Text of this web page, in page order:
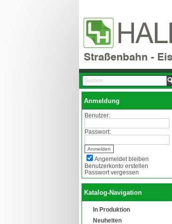
Anmeldung
Benutzer:
Passwort:
Angemeldet bleiben
Benutzerkonto erstellen
Passwort vergessen
Katalog-Navigation
In Produktion
Neuheiten